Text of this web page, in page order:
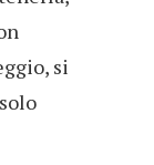
si